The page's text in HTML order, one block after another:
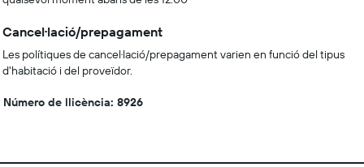
Cancel·lació/prepagament
Les polítiques de cancel·lació/prepagament varien en funció del tipus
d'habitació i del proveïdor.
Número de llicència: 8926